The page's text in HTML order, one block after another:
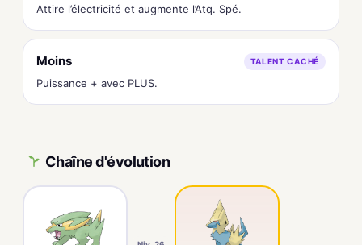
Attire l’électricité et augmente l’Atq. Spé.
Moins TALENT CACHÉ
Puissance + avec PLUS.
Chaîne d'évolution